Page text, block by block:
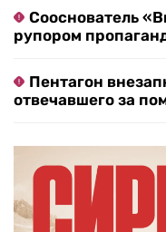
Сооснователь
рупором
Пентагон
отвечавшего за